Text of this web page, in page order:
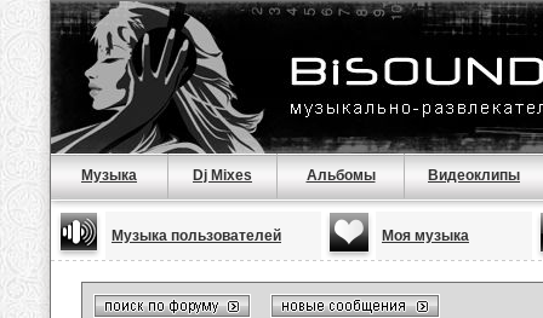
Музыка Dj Mixes Альбомы Видеоклипы
Музыка пользователей Моя музыка